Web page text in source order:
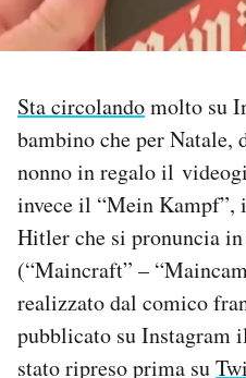
NEWSLETTER
I MIEI PREFERITI
SHOP
CALENDARIO
AREA PERSONALE
Sta circolandomolto su
bambino che per Natale,
nonno in regalo il
invece il “Mein
Hitler che si pronuncia
(“Maincraft” –
realizzato dal comico
pubblicato su Instagram
stato ripreso prima su